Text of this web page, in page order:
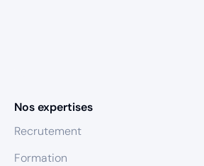
Nos expertises
Recrutement
Formation